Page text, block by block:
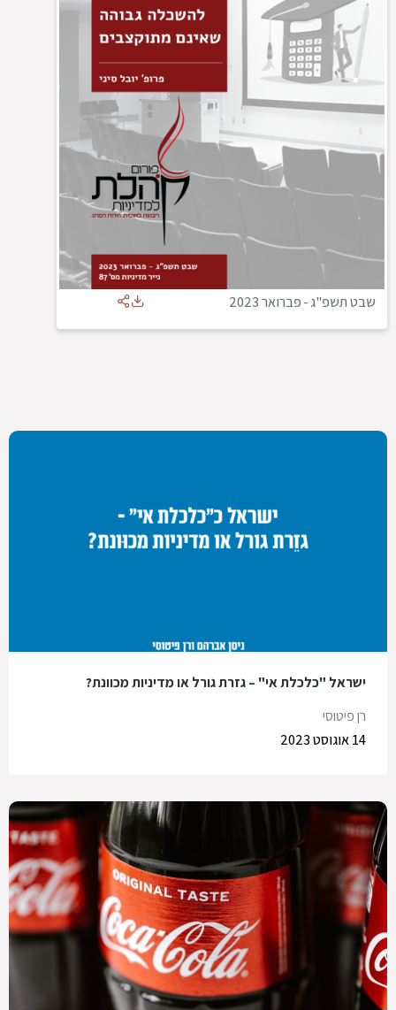
שבט תשפ"ג-פברואר 2023
ישראל "כלכלת אי" – גזרת גורל או מדיניות מכוונת?
רן פיטוסי
14 אוגוסט 2023